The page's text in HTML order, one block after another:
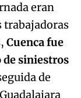
eran
trabajadoras
Cuenca fue
siniestros
de